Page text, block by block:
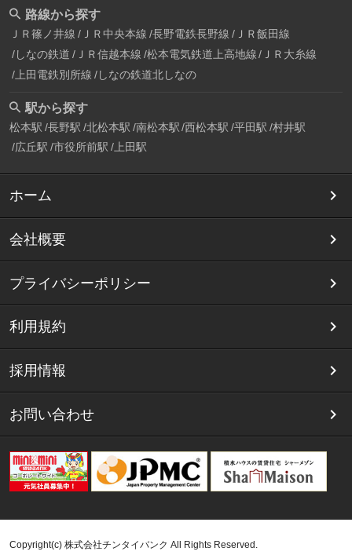
路線から探す
ＪＲ篠ノ井線 ＪＲ中央本線 長野電鉄長野線 ＪＲ飯田線
しなの鉄道 ＪＲ信越本線 松本電気鉄道上高地線
ＪＲ大糸線
上田電鉄別所線 しなの鉄道北しなの
駅から探す
松本駅 長野駅 北松本駅 南松本駅 西松本駅 平田駅 村井駅
広丘駅 市役所前駅 上田駅
ホーム
会社概要
プライバシーポリシー
利用規約
採用情報
お問い合わせ
Copyright(c) 株式会社チンタイバンク All Rights Reserved.